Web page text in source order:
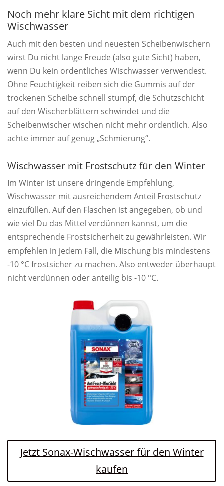
Noch mehr klare Sicht mit dem richtigen
Wischwasser
Auch mit den besten und neuesten Scheibenwischern
wirst Du nicht lange Freude (also gute Sicht) haben,
wenn Du kein ordentliches Wischwasser verwendest.
Ohne Feuchtigkeit reiben sich die Gummis auf der
trockenen Scheibe schnell stumpf, die Schutzschicht
auf den Wischerblättern schwindet und die
Scheibenwischer wischen nicht mehr ordentlich. Also
achte immer auf genug „Schmierung“.
Wischwasser mit Frostschutz für den Winter
Im Winter ist unsere dringende Empfehlung,
Wischwasser mit ausreichendem Anteil Frostschutz
einzufüllen. Auf den Flaschen ist angegeben, ob und
wie viel Du das Mittel verdünnen kannst, um die
entsprechende Frostsicherheit zu gewährleisten. Wir
empfehlen in jedem Fall, die Mischung bis mindestens
-10 °C frostsicher zu machen. Also entweder überhaupt
nicht verdünnen oder anteilig bis -10 °C.
Jetzt Sonax-Wischwasser für den Winter
kaufen